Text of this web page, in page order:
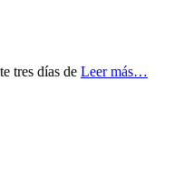
tres días de Leer más…